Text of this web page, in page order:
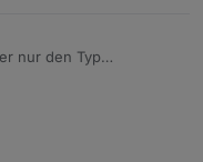
nur den Typ
bei dem Typ passiert.
"Standby" erwecke
an zu laufen. Und
Timeout wird